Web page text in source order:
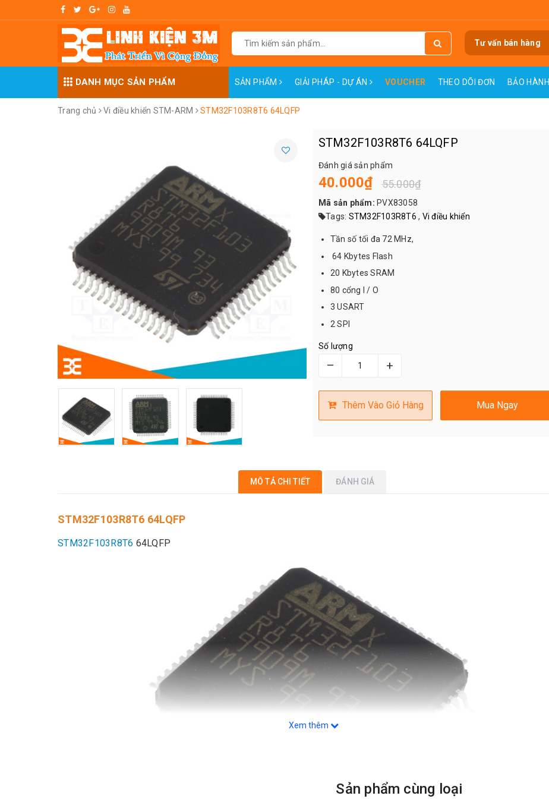
Tư vấn bán hàng
DANH MỤC SẢN PHẨM SẢN PHẨM GIẢI PHÁP - DỰ ÁN VOUCHER THEO DÕI ĐƠN BẢO HÀNH
Trang chủ Vi điều khiển STM-ARM STM32F103R8T6 64LQFP
STM32F103R8T6 64LQFP
Đánh giá sản phẩm
40.000₫ 55.000₫
Mã sản phẩm: PVX83058
Tags: STM32F103R8T6 , Vi điều khiển
Tần số tối đa 72 MHz,
64 Kbytes Flash
20 Kbytes SRAM
80 cổng I / O
3 USART
2 SPI
Số lượng
– +
Thêm Vào Giỏ Hàng Mua Ngay
MÔ TẢ CHI TIẾT ĐÁNH GIÁ
STM32F103R8T6 64LQFP
STM32F103R8T6 64LQFP
Xem thêm
Sản phẩm cùng loại